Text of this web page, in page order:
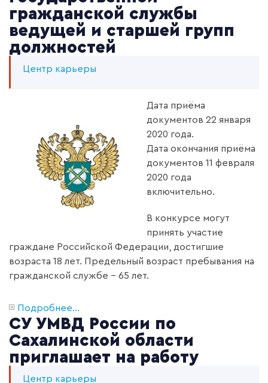
гражданской службы
ведущей и старшей групп
должностей
Центр карьеры
Дата приёма
документов 22 января
2020 года.
Дата окончания приёма
документов 11 февраля
2020 года
включительно.
В конкурсе могут
принять участие
граждане Российской Федерации, достигшие
возраста 18 лет. Предельный возраст пребывания на
гражданской службе – 65 лет.
Подробнее...
СУ УМВД России по
Сахалинской области
приглашает на работу
Центр карьеры